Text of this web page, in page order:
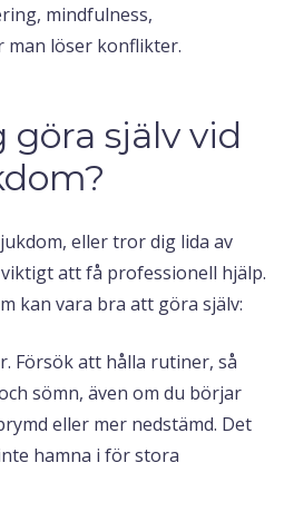
mindfulness,
man löser konflikter.
göra själv vid
eller tror dig lida av
att få professionell hjälp.
kan vara bra att göra själv:
Försök att hålla rutiner, så
sömn, även om du börjar
eller mer nedstämd. Det
hamna i för stora